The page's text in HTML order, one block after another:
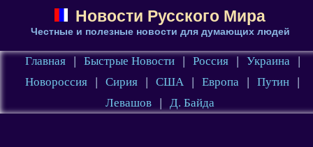
Новости Русского Мира
Честные и полезные новости для думающих людей
Главная | Быстрые Новости | Россия | Украина
|
Новороссия
| Сирия | США | Европа | Путин
|
Левашов
| Д. Байда